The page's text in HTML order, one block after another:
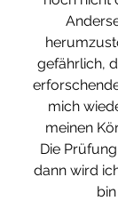
gefährlich,
mich
meinen
Die
dann wird